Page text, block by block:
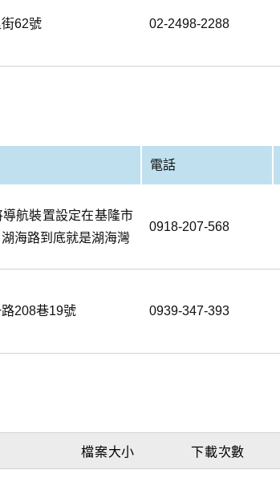
62號 02-2498-2288
電話
航裝置設定在基隆市
海路到底就是湖海灣
0918-207-568
208巷19號 0939-347-393
檔案大小 下載次數